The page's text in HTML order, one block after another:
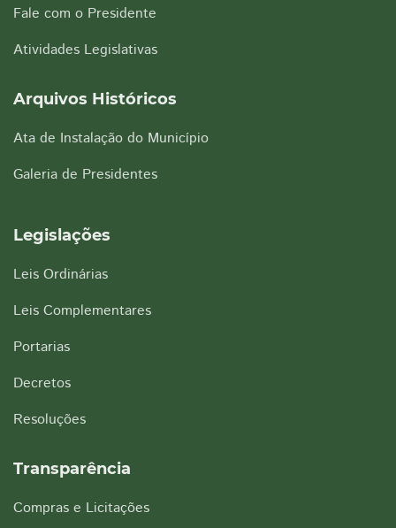
Fale com o Presidente
Atividades Legislativas
Arquivos Históricos
Ata de Instalação do Município
Galeria de Presidentes
Legislações
Leis Ordinárias
Leis Complementares
Portarias
Decretos
Resoluções
Transparência
Compras e Licitações